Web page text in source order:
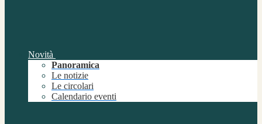
Novità
Panoramica
Le notizie
Le circolari
Calendario eventi